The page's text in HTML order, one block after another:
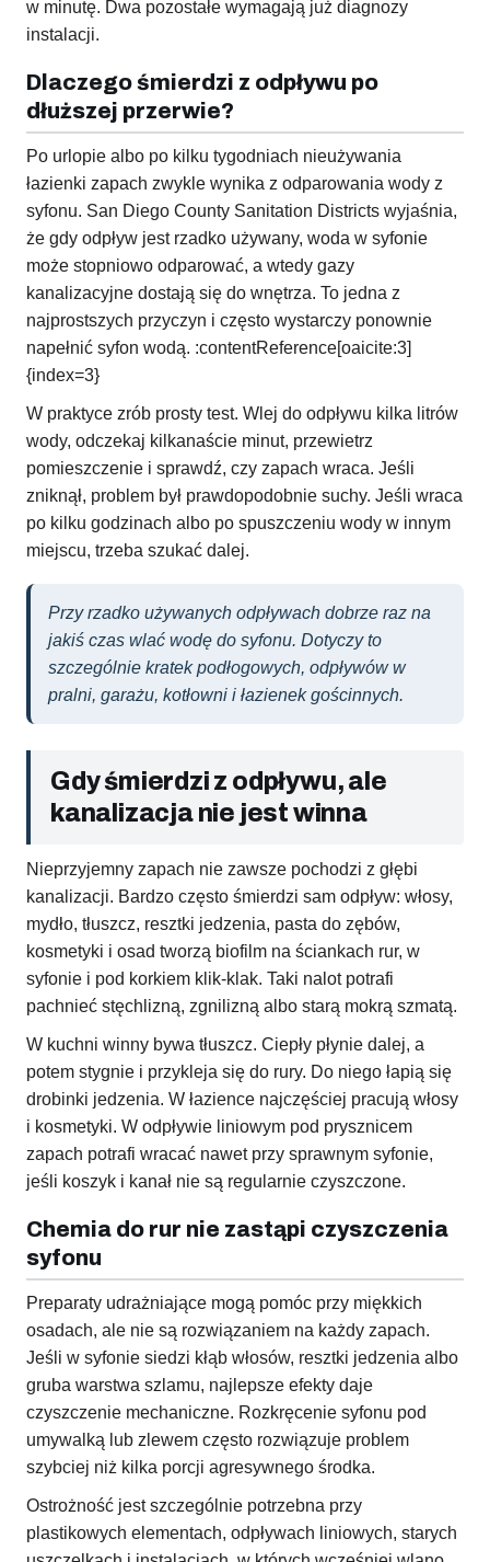
w minutę. Dwa pozostałe wymagają już diagnozy
instalacji.
Dlaczego śmierdzi z odpływu po
dłuższej przerwie?
Po urlopie albo po kilku tygodniach nieużywania
łazienki zapach zwykle wynika z odparowania wody z
syfonu. San Diego County Sanitation Districts wyjaśnia,
że gdy odpływ jest rzadko używany, woda w syfonie
może stopniowo odparować, a wtedy gazy
kanalizacyjne dostają się do wnętrza. To jedna z
najprostszych przyczyn i często wystarczy ponownie
napełnić syfon wodą. :contentReference[oaicite:3]
{index=3}
W praktyce zrób prosty test. Wlej do odpływu kilka litrów
wody, odczekaj kilkanaście minut, przewietrz
pomieszczenie i sprawdź, czy zapach wraca. Jeśli
zniknął, problem był prawdopodobnie suchy. Jeśli wraca
po kilku godzinach albo po spuszczeniu wody w innym
miejscu, trzeba szukać dalej.
Przy rzadko używanych odpływach dobrze raz na
jakiś czas wlać wodę do syfonu. Dotyczy to
szczególnie kratek podłogowych, odpływów w
pralni, garażu, kotłowni i łazienek gościnnych.
Gdy śmierdzi z odpływu, ale
kanalizacja nie jest winna
Nieprzyjemny zapach nie zawsze pochodzi z głębi
kanalizacji. Bardzo często śmierdzi sam odpływ: włosy,
mydło, tłuszcz, resztki jedzenia, pasta do zębów,
kosmetyki i osad tworzą biofilm na ściankach rur, w
syfonie i pod korkiem klik-klak. Taki nalot potrafi
pachnieć stęchlizną, zgnilizną albo starą mokrą szmatą.
W kuchni winny bywa tłuszcz. Ciepły płynie dalej, a
potem stygnie i przykleja się do rury. Do niego łapią się
drobinki jedzenia. W łazience najczęściej pracują włosy
i kosmetyki. W odpływie liniowym pod prysznicem
zapach potrafi wracać nawet przy sprawnym syfonie,
jeśli koszyk i kanał nie są regularnie czyszczone.
Chemia do rur nie zastąpi czyszczenia
syfonu
Preparaty udrażniające mogą pomóc przy miękkich
osadach, ale nie są rozwiązaniem na każdy zapach.
Jeśli w syfonie siedzi kłąb włosów, resztki jedzenia albo
gruba warstwa szlamu, najlepsze efekty daje
czyszczenie mechaniczne. Rozkręcenie syfonu pod
umywalką lub zlewem często rozwiązuje problem
szybciej niż kilka porcji agresywnego środka.
Ostrożność jest szczególnie potrzebna przy
plastikowych elementach, odpływach liniowych, starych